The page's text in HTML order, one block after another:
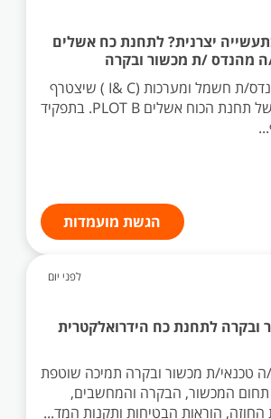
יצרנית? לתחנת כח אשלים
אנו מחפשים מהנדס/ת חשמל ומערכות (I& C ) שיצטרף
לצוות התחזוקה של תחנת הכוח אשלים PLOT B. בתפקיד
הגשת מועמדות
לפני יום
ובקרה לתחנת כח הידרואלקטרית
טכנאי/ת מכשור ובקרה תמיכה שוטפת
תחום המכשור, הבקרה והמחשבים,
הוראות הבטיחות ותקנות המד...